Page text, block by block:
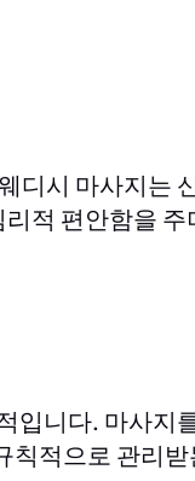
디시 마사지는
적 편안함을 주
입니다. 마사지
칙적으로 관리